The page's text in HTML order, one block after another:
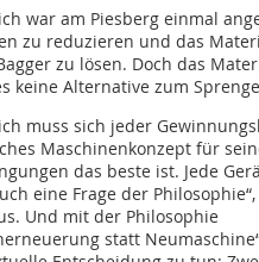
war am Piesberg einmal
zu reduzieren und das
zu lösen. Doch das
keine Alternative zum
muss sich jeder
Maschinenkonzept für
das beste ist. Jede
eine Frage der
Und mit der Philosophie
statt